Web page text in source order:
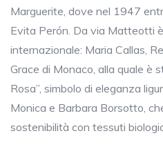
Marguerite, dove nel 1947
Evita Perón. Da via Matteotti
internazionale: Maria Callas,
Grace di Monaco, alla quale è
Rosa”, simbolo di eleganza
Monica e Barbara Borsotto,
sostenibilità con tessuti